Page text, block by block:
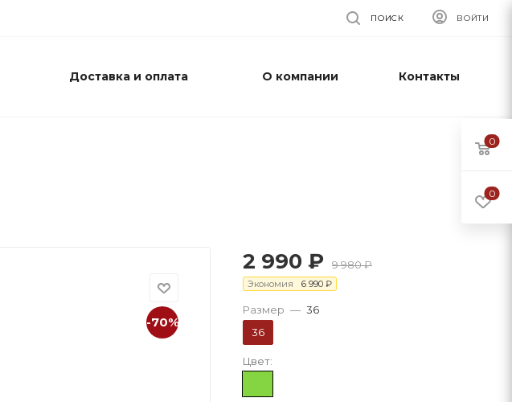
ВОЙТИ
ПОИСК
Доставка и оплата О компании Контакты
-70%
2 990 ₽ 9 980₽
Экономия 6 990 ₽
Размер — 36
36
Цвет:
0
0